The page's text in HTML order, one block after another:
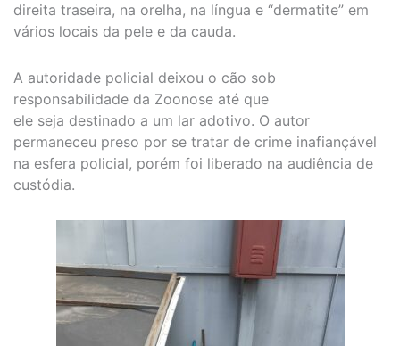
direita traseira, na orelha, na língua e “dermatite” em
vários locais da pele e da cauda.
A autoridade policial deixou o cão sob
responsabilidade da Zoonose até que
ele seja destinado a um lar adotivo. O autor
permaneceu preso por se tratar de crime inafiançável
na esfera policial, porém foi liberado na audiência de
custódia.